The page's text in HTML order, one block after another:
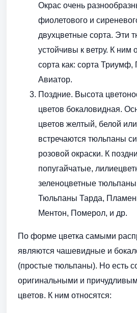
Окрас очень
фиолетового и
двухцветные сорта. Эти
устойчивы к ветру. К ним
сорта как: сорта
Авиатор.
Поздние. Высота
цветов бокаловидная.
цветов желтый, белой
встречаются тюльпаны
розовой окраски. К
попугайчатые,
зеленоцветные
Тюльпаны Тарда,
Ментон, Померол, и др.
По форме цветка самыми
являются чашевидные и
(простые тюльпаны). Но есть
оригинальными и
цветов. К ним относятся: